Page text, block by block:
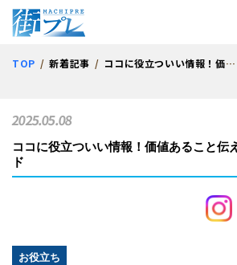
街プレ -東
TOP 新着記事 ココに役立ついい情報！価値あること伝えます！タウンガイド
ココに役立ついい情報！価値あること伝
ド
お役立ち
2025.05.08